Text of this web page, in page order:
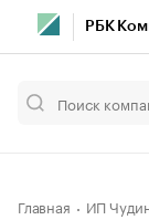
РБК
Главная ИП